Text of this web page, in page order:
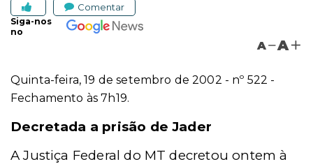
Comentar
Siga-nos
no
A A
Quinta-feira, 19 de setembro de 2002 - nº 522 -
Fechamento às 7h19.
Decretada a prisão de Jader
A Justiça Federal do MT decretou ontem à